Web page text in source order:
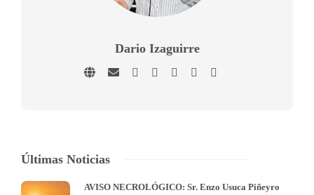
Dario Izaguirre
Últimas Noticias
AVISO NECROLÓGICO: Sr. Enzo Usuca Piñeyro